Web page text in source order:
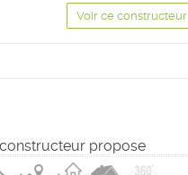
Voir ce constructeur
propose